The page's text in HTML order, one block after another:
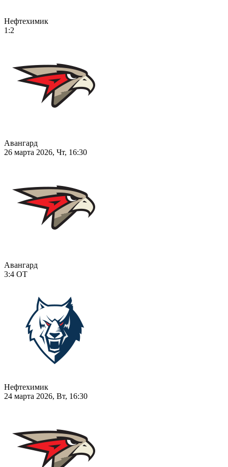
Нефтехимик
1:2
Авангард
26 марта 2026, Чт, 16:30
Авангард
3:4 ОТ
Нефтехимик
24 марта 2026, Вт, 16:30